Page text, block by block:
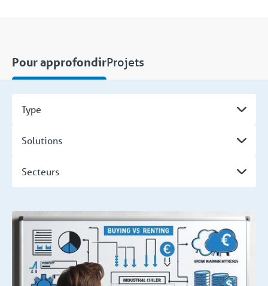
Pour approfondirProjets
Type
Solutions
Secteurs